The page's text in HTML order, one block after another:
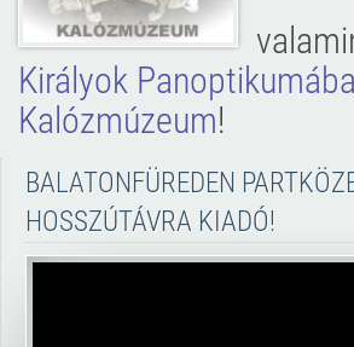
Királyok
Kalózmúzeum!
BALATONFÜREDEN
HOSSZÚTÁVRA KIADÓ!